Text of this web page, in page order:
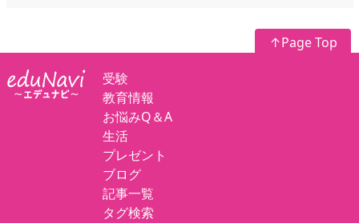
↑Page Top
受験
教育情報
お悩みQ＆A
生活
プレゼント
ブログ
記事一覧
タグ検索